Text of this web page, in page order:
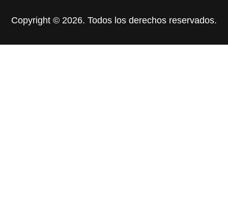
Copyright © 2026. Todos los derechos reservados.